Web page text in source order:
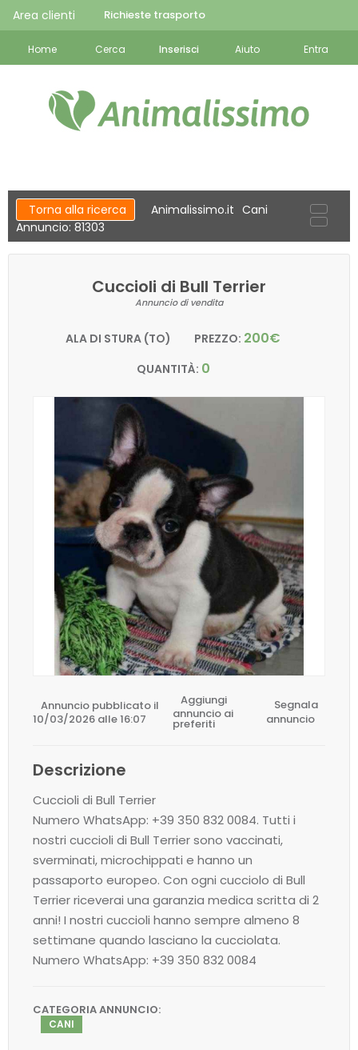
Area clienti Richieste trasporto
Home Cerca Inserisci Aiuto Entra
Torna alla ricerca Animalissimo.it Cani
Annuncio: 81303
Cuccioli di Bull Terrier
Annuncio di vendita
ALA DI STURA (TO) PREZZO: 200€
QUANTITÀ: 0
Annuncio pubblicato il
10/03/2026 alle 16:07
Aggiungi
annuncio ai
preferiti
Segnala
annuncio
Descrizione
Cuccioli di Bull Terrier
Numero WhatsApp: +39 350 832 0084. Tutti i
nostri cuccioli di Bull Terrier sono vaccinati,
sverminati, microchippati e hanno un
passaporto europeo. Con ogni cucciolo di Bull
Terrier riceverai una garanzia medica scritta di 2
anni! I nostri cuccioli hanno sempre almeno 8
settimane quando lasciano la cucciolata.
Numero WhatsApp: +39 350 832 0084
CATEGORIA ANNUNCIO:
CANI